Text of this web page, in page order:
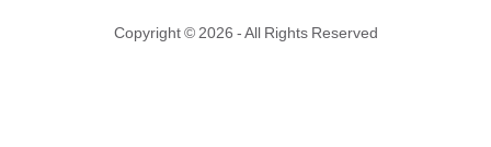
Copyright © 2026 - All Rights Reserved